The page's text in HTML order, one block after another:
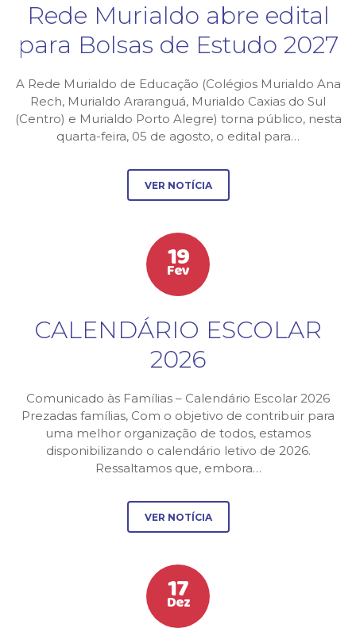
GUIA DA FAMÍLIA
BOLETOS BANCÁRIOS
Rede Murialdo abre edital
para Bolsas de Estudo 2027
A Rede Murialdo de Educação (Colégios Murialdo Ana
Rech, Murialdo Araranguá, Murialdo Caxias do Sul
(Centro) e Murialdo Porto Alegre) torna público, nesta
quarta-feira, 05 de agosto, o edital para…
VER NOTÍCIA
19
Fev
CALENDÁRIO ESCOLAR
2026
Comunicado às Famílias – Calendário Escolar 2026
Prezadas famílias, Com o objetivo de contribuir para
uma melhor organização de todos, estamos
disponibilizando o calendário letivo de 2026.
Ressaltamos que, embora…
VER NOTÍCIA
17
Dez